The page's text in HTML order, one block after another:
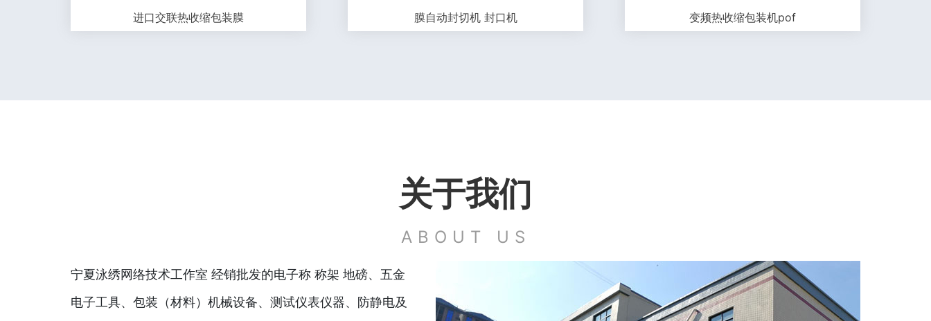
进口交联热收缩包装膜
膜自动封切机 封口机
变频热收缩包装机pof
关于我们
ABOUT US
宁夏泳绣网络技术工作室 经销批发的电子称 称架 地磅、五金
电子工具、包装（材料）机械设备、测试仪表仪器、防静电及